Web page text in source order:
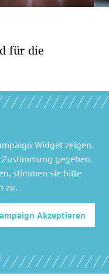
für die
Widgetzeigen.
gegeben.
stimmen sie bitte
zu.
Akzeptieren